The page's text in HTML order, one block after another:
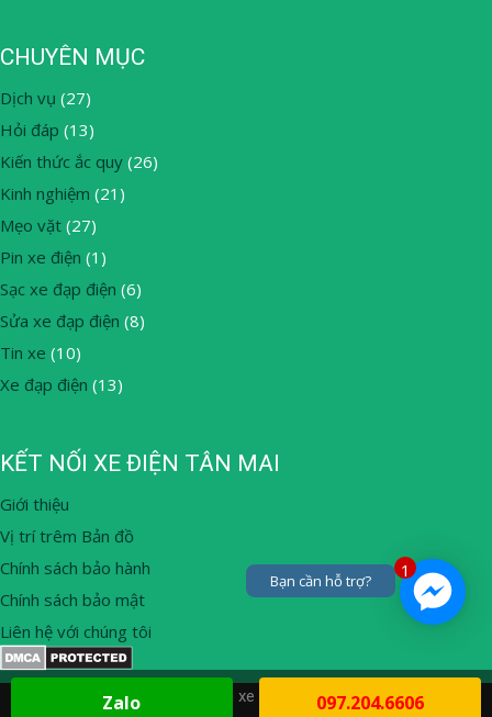
CHUYÊN MỤC
Dịch vụ (27)
Hỏi đáp (13)
Kiến thức ắc quy (26)
Kinh nghiệm (21)
Mẹo vặt (27)
Pin xe điện (1)
Sạc xe đạp điện (6)
Sửa xe đạp điện (8)
Tin xe (10)
Xe đạp điện (13)
KẾT NỐI XE ĐIỆN TÂN MAI
Giới thiệu
Vị trí trêm Bản đồ
Chính sách bảo hành
Chính sách bảo mật
Liên hệ với chúng tôi
© 2026 Thay ắc quy, mua bán xe đạp điện tại nhà Hà Nội
Zalo 097.204.6606
1
Bạn cần hỗ trợ?